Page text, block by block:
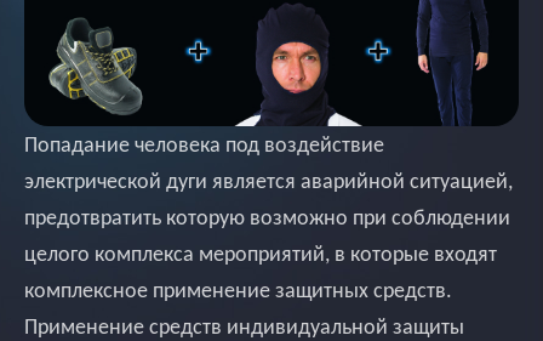
Попадание человека под воздействие
электрической дуги является аварийной ситуацией,
предотвратить которую возможно при соблюдении
целого комплекса мероприятий, в которые входят
комплексное применение защитных средств.
Применение средств индивидуальной защиты